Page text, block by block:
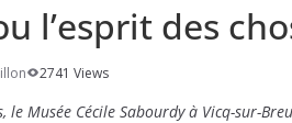
ou l’esprit des
2741 Views
le Musée Cécile Sabourdy à Vicq-sur-